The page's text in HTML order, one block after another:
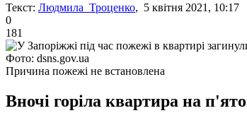
Текст: Людмила Троценко, 5 квітня 2021, 10:17
0
181
Фото: dsns.gov.ua
Причина пожежі не встановлена
Вночі горіла квартира на